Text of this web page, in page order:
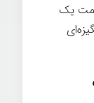
سمت یک